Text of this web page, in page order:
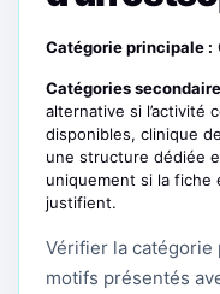
Catégorie principale :
Catégories
alternative si l’activité
disponibles, clinique
une structure dédiée
uniquement si la fiche
justifient.
Vérifier la catégorie
motifs présentés